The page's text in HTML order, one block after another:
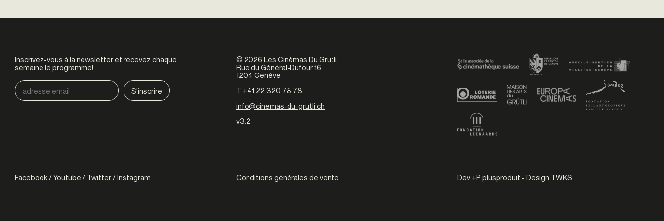
Inscrivez-vous à la newsletter et recevez chaque
semaine le programme!
© 2026 Les Cinémas Du Grütli
Rue du Général-Dufour 16
1204 Genève
T +41 22 320 78 78
info@cinemas-du-grutli.ch
v3.2
Facebook/Youtube / Twitter/Instagram Conditions générales de vente Dev +P plusproduit - Design TWKS